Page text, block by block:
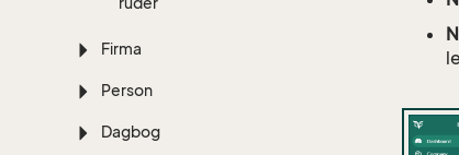
Firma
Person
Dagbog